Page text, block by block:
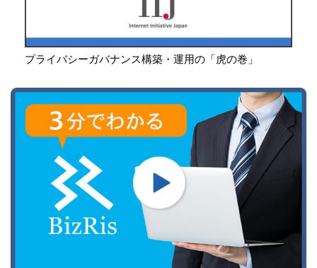
プライバシーガバナンス構築・運用の「虎の巻」